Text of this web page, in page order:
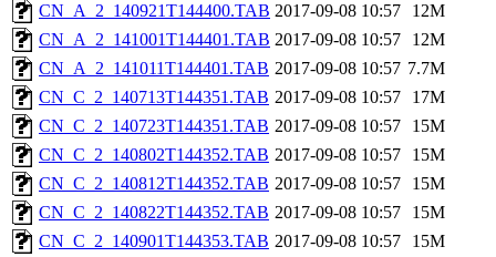
CN_A_2_140921T144400.TAB 2017-09-08 10:57
12M
CN_A_2_141001T144401.TAB 2017-09-08 10:57
12M
CN_A_2_141011T144401.TAB 2017-09-08 10:57 7.7M
CN_C_2_140713T144351.TAB 2017-09-08 10:57
17M
CN_C_2_140723T144351.TAB 2017-09-08 10:57
15M
CN_C_2_140802T144352.TAB 2017-09-08 10:57
15M
CN_C_2_140812T144352.TAB 2017-09-08 10:57
15M
CN_C_2_140822T144352.TAB 2017-09-08 10:57
15M
CN_C_2_140901T144353.TAB 2017-09-08 10:57
15M